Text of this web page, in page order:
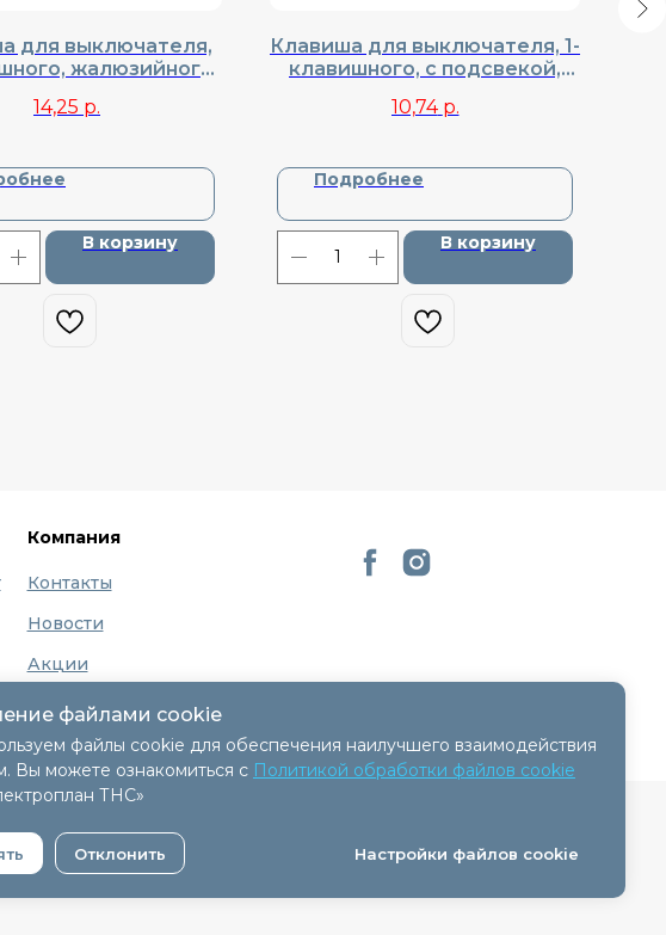
для выключателя,
жалюзийного,
14,25 р.
В корзину
Клавиша для выключателя, 1-
клавишного, с подсвекой,
10,74 р.
Подробнее
В корзину
файлами cookie
файлы cookie для обеспечения наилучшего взаимодействия
Вы можете ознакомиться с Политикой обработки файлов cookie
ТНС»
Отклонить Настройки файлов cookie
Компания
Контакты
Новости
Акции
Бренды
О нас
2015г.
Беларусь - 11.04.2018, № регистрации 41254.